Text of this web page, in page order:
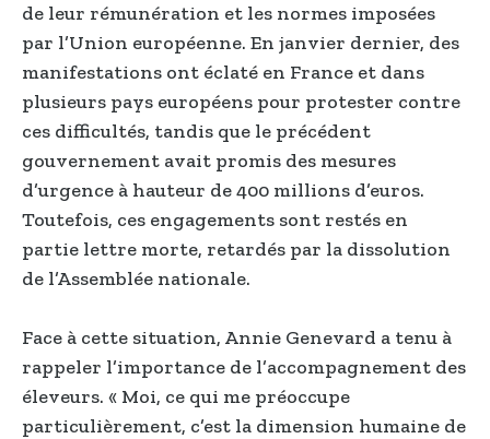
de leur rémunération et les normes imposées
par l’Union européenne. En janvier dernier, des
manifestations ont éclaté en France et dans
plusieurs pays européens pour protester contre
ces difficultés, tandis que le précédent
gouvernement avait promis des mesures
d’urgence à hauteur de 400 millions d’euros.
Toutefois, ces engagements sont restés en
partie lettre morte, retardés par la dissolution
de l’Assemblée nationale.
Face à cette situation, Annie Genevard a tenu à
rappeler l’importance de l’accompagnement des
éleveurs. « Moi, ce qui me préoccupe
particulièrement, c’est la dimension humaine de